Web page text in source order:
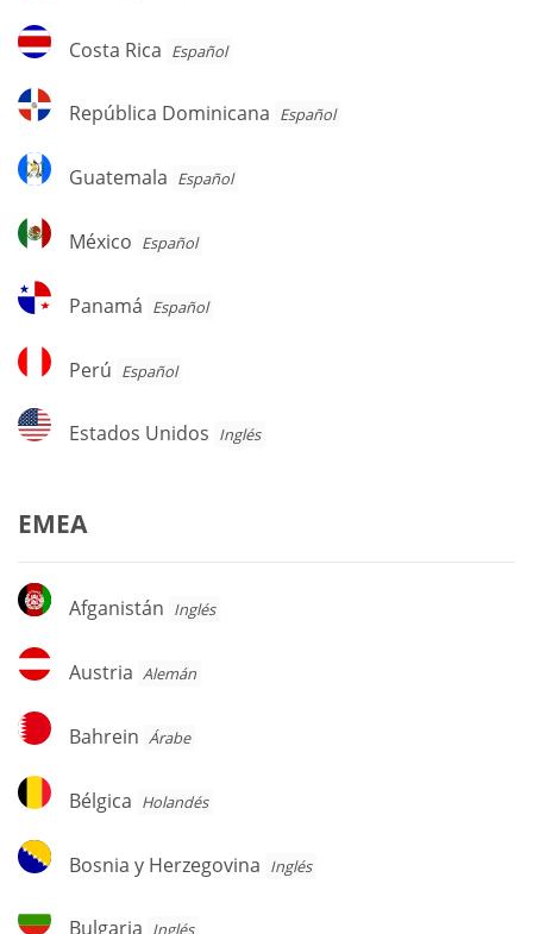
Costa
Rica
Costa Rica Español
República
Dominicana
República Dominicana Español
Guatemala
Guatemala Español
México
México Español
Panamá
Panamá Español
Perú
Perú Español
Estados
Unidos
Estados Unidos Inglés
EMEA
Afganistán
Afganistán Inglés
Austria
Austria Alemán
Bahrein
Bahrein Árabe
Bélgica
Bélgica Holandés
Bosnia
y
Bosnia y Herzegovina Inglés
Bulgaria
Bulgaria Inglés